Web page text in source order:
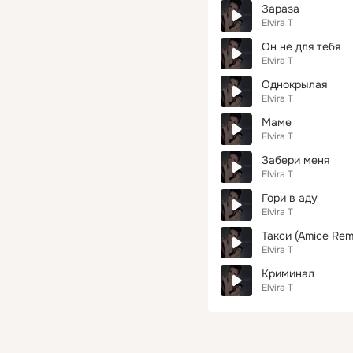
Зараза
Elvira T
Он не для тебя
Elvira T
Однокрылая
Elvira T
Маме
Elvira T
Забери меня
Elvira T
Гори в аду
Elvira T
Такси (Amice
Elvira T
Криминал
Elvira T